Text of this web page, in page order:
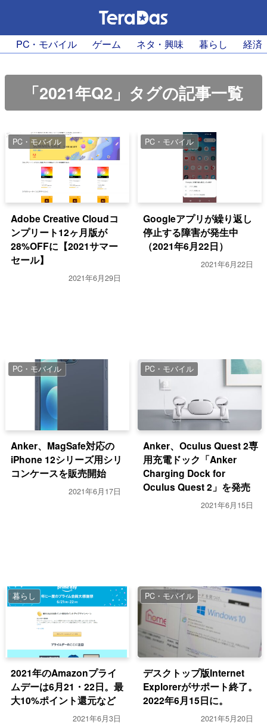
PC・モバイル ゲーム ネタ・興味 暮らし 経済
「2021年Q2」タグの記事一覧
PC・モバイル
Adobe Creative Cloudコ
ンプリート12ヶ月版が
28%OFFに【2021サマー
セール】
2021年6月29日
PC・モバイル
Googleアプリが繰り返し
停止する障害が発生中
（2021年6月22日）
2021年6月22日
PC・モバイル
Anker、MagSafe対応の
iPhone 12シリーズ用シリ
コンケースを販売開始
2021年6月17日
PC・モバイル
Anker、Oculus Quest 2専
用充電ドック「Anker
Charging Dock for
Oculus Quest 2」を発売
2021年6月15日
暮らし
2021年のAmazonプライ
ムデーは6月21・22日。最
大10%ポイント還元など
2021年6月3日
PC・モバイル
デスクトップ版Internet
Explorerがサポート終了。
2022年6月15日に。
2021年5月20日